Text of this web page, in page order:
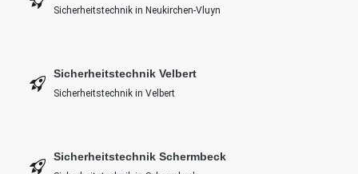
Sicherheitstechnik in Neukirchen-Vluyn
Sicherheitstechnik Velbert
Sicherheitstechnik in Velbert
Sicherheitstechnik Schermbeck